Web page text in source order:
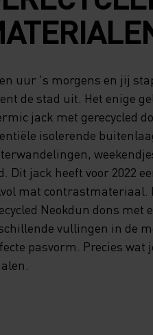
uur 's morgens en jij
de stad uit. Het enige
jack met gerecycled
isolerende
Dit jack heeft voor 2022
mat contrastmateriaal.
Neokdun dons met
vullingen in de
pasvorm. Precies wat